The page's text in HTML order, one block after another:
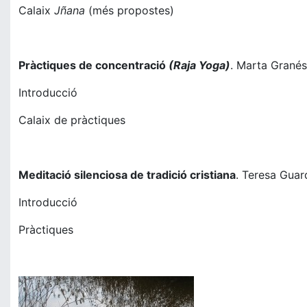
Calaix Jñana (més propostes)
Pràctiques de concentració (Raja Yoga). Marta Granés
Introducció
Calaix de pràctiques
Meditació silenciosa de tradició cristiana. Teresa
Introducció
Pràctiques